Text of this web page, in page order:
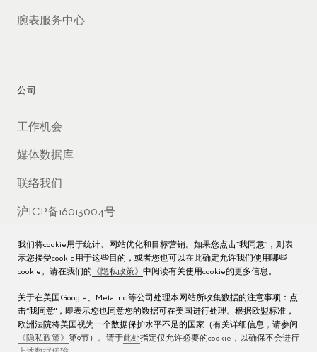
腕表服务中心
公司
工作机会
媒体数据库
联络我们
沪ICP备16013004号
沪公网安备 31010602000438号
我们将cookie用于统计、网站优化和目标营销。如果您点击“我同意”，则表
示您接受cookie用于这些目的，或者您也可以在此确定允许我们使用哪些
cookie。请在我们的 《隐私政策》 中阅读有关使用cookie的更多信息。
关于在美国Google、Meta Inc.等公司处理本网站所收集数据的注意事项：点
击“我同意"，即表示您也同意您的数据可在美国进行处理。根据欧盟标准，
欧洲法院将美国视为一个数据保护水平不足的国家（有关详细信息，请参阅
《隐私政策》 第9节）。请于此处指定仅允许必要的cookie，以确保不会进行